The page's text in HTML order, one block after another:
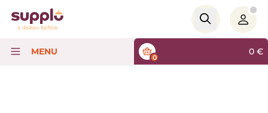
Logo
MENU
0
0 €